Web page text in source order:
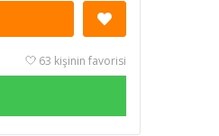
63 kişinin favorisi